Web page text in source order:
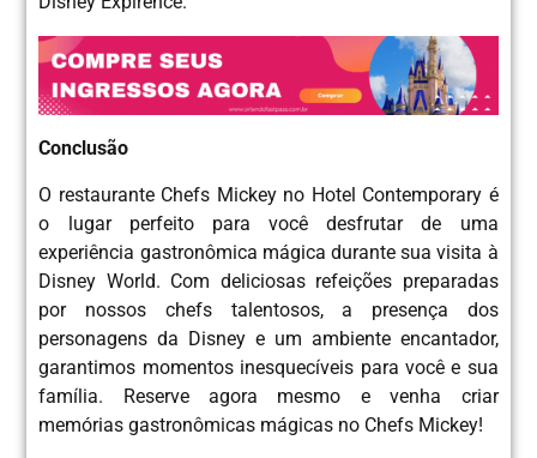
Conclusão
O restaurante Chefs Mickey no Hotel Contemporary é
o lugar perfeito para você desfrutar de uma
experiência gastronômica mágica durante sua visita à
Disney World. Com deliciosas refeições preparadas
por nossos chefs talentosos, a presença dos
personagens da Disney e um ambiente encantador,
garantimos momentos inesquecíveis para você e sua
família. Reserve agora mesmo e venha criar
memórias gastronômicas mágicas no Chefs Mickey!